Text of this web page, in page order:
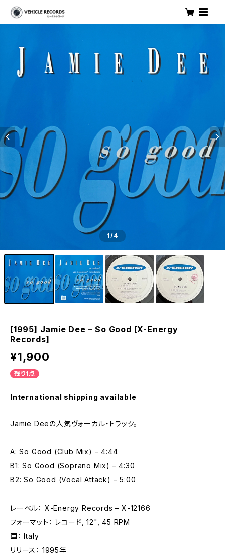
1/4
[1995] Jamie Dee – So Good [X-Energy
Records]
¥1,900
残り1点
International shipping available
Jamie Deeの人気ヴォーカル・トラック。
A: So Good (Club Mix) – 4:44
B1: So Good (Soprano Mix) – 4:30
B2: So Good (Vocal Attack) – 5:00
レーベル： X-Energy Records – X-12166
フォーマット： レコード, 12", 45 RPM
国： Italy
リリース： 1995年